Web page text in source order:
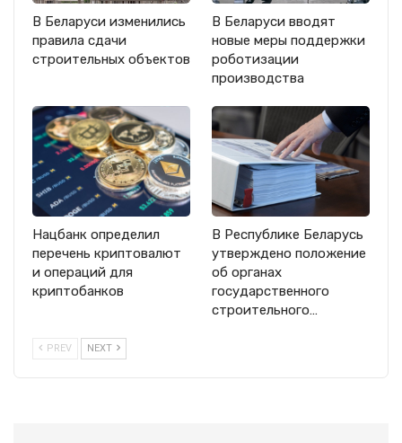
В Беларуси изменились
правила сдачи
строительных объектов
В Беларуси вводят
новые меры поддержки
роботизации
производства
Нацбанк определил
перечень криптовалют
и операций для
криптобанков
В Республике Беларусь
утверждено положение
об органах
государственного
строительного…
PREV NEXT